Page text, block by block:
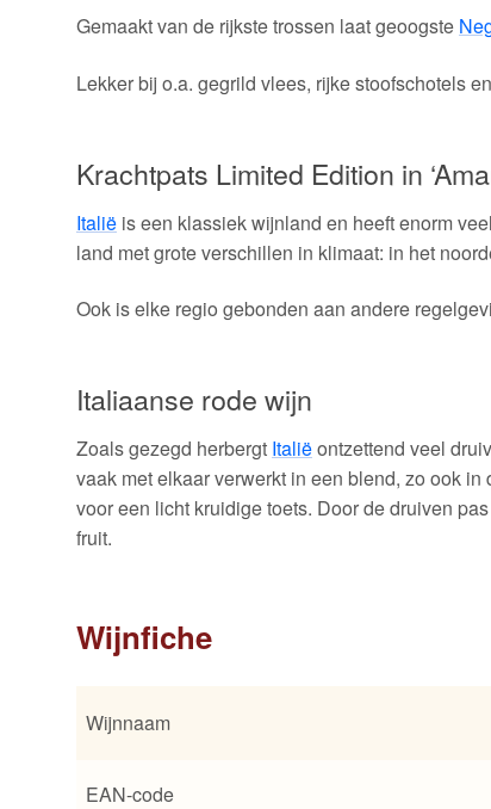
Gemaakt van de rijkste trossen laat geoogste
Lekker bij o.a. gegrild vlees, rijke stoofschotels
Krachtpats Limited Edition in
Italië is een klassiek wijnland en heeft enorm
land met grote verschillen in klimaat: in het
Ook is elke regio gebonden aan andere
Italiaanse rode wijn
Zoals gezegd herbergt Italiëontzettend veel
vaak met elkaar verwerkt in een blend, zo ook in
voor een licht kruidige toets. Door de druiven
fruit.
Wijnfiche
Wijnnaam
EAN-code